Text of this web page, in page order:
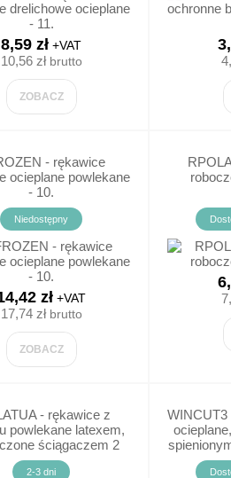
LATARKI
PAPIER
ZNAKI
ZNAKI NAKAZU
ZNAKI OSTRZEGAWCZE
OZNAKOWANIE CHEMICZNE
ZNAKI DLA RUROCIAGÓW
8,59 zł +VAT
10,56 złbrutto
ZOBACZ
- rękawice
ocieplane powlekane
- 10.
Niedostępny
zł +VAT
17,74 złbrutto
ZOBACZ
- rękawice z
powlekane latexem,
ściągaczem 2
kolory - L.
2-3 dni
WINCUT3